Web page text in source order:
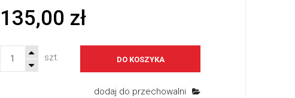
135,00 zł
szt. DO KOSZYKA
dodaj do przechowalni